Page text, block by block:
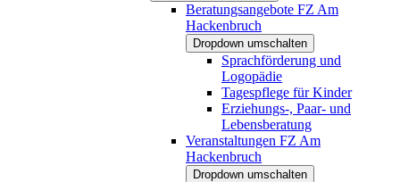
Beratungsangebote FZ Am
Hackenbruch
Dropdown umschalten
Sprachförderung und
Logopädie
Tagespflege für Kinder
Erziehungs-, Paar- und
Lebensberatung
Veranstaltungen FZ Am
Hackenbruch
Dropdown umschalten